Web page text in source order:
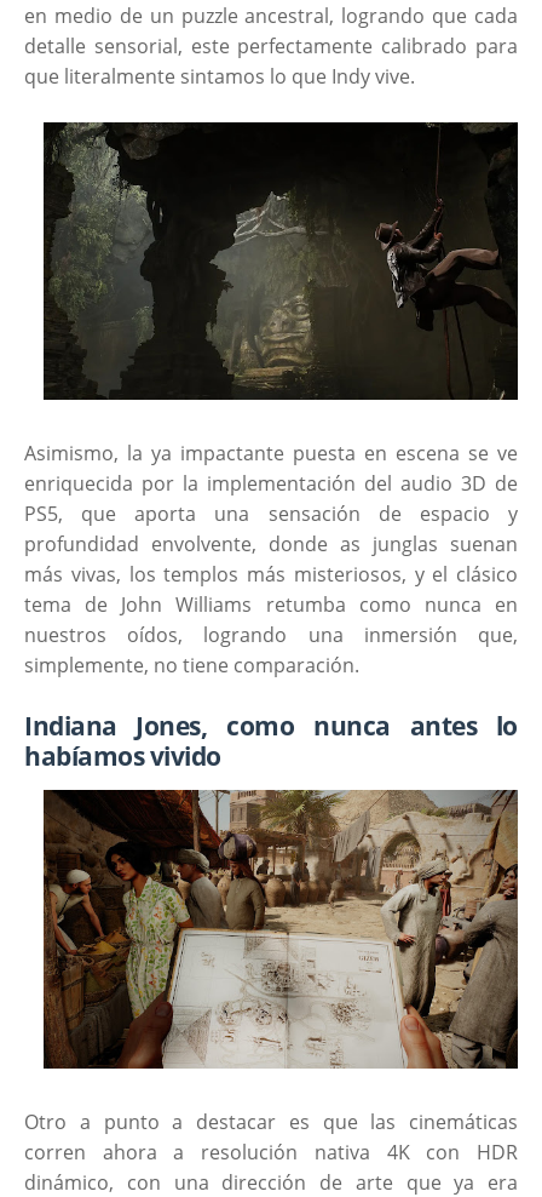
en medio de un puzzle ancestral, logrando que cada
detalle sensorial, este perfectamente calibrado para
que literalmente sintamos lo que Indy vive.
Asimismo, la ya impactante puesta en escena se ve
enriquecida por la implementación del audio 3D de
PS5, que aporta una sensación de espacio y
profundidad envolvente, donde as junglas suenan
más vivas, los templos más misteriosos, y el clásico
tema de John Williams retumba como nunca en
nuestros oídos, logrando una inmersión que,
simplemente, no tiene comparación.
Indiana Jones, como nunca antes lo
habíamos vivido
Otro a punto a destacar es que las cinemáticas
corren ahora a resolución nativa 4K con HDR
dinámico, con una dirección de arte que ya era